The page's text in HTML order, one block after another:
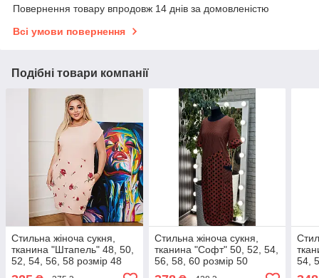
Повернення товару впродовж 14 днів за домовленістю
Всі умови повернення
Подібні товари компанії
Стильна жіноча сукня,
тканина "Штапель" 48, 50,
52, 54, 56, 58 розмір 48
Стильна жіноча сукня,
тканина "Софт" 50, 52, 54,
56, 58, 60 розмір 50
54,